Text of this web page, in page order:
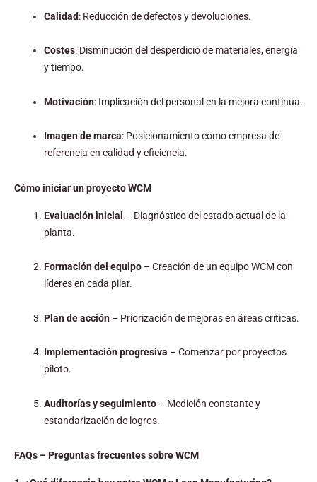
Calidad: Reducción de defectos y devoluciones.
Costes: Disminución del desperdicio de materiales, energía
y tiempo.
Motivación: Implicación del personal en la mejora continua.
Imagen de marca: Posicionamiento como empresa de
referencia en calidad y eficiencia.
Cómo iniciar un proyecto WCM
Evaluación inicial – Diagnóstico del estado actual de la
planta.
Formación del equipo – Creación de un equipo WCM con
líderes en cada pilar.
Plan de acción – Priorización de mejoras en áreas críticas.
Implementación progresiva – Comenzar por proyectos
piloto.
Auditorías y seguimiento – Medición constante y
estandarización de logros.
FAQs – Preguntas frecuentes sobre WCM